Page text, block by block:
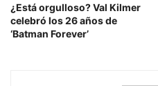
¿Está orgulloso? Val Kilmer
celebró los 26 años de
‘Batman Forever’